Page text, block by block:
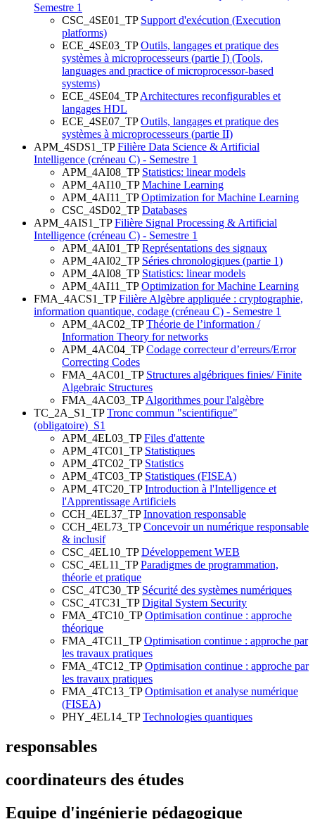
Semestre 1
CSC_4SE01_TP Support d'exécution (Execution
platforms)
ECE_4SE03_TP Outils, langages et pratique des
systèmes à microprocesseurs (partie I) (Tools,
languages and practice of microprocessor-based
systems)
ECE_4SE04_TP Architectures reconfigurables et
langages HDL
ECE_4SE07_TP Outils, langages et pratique des
systèmes à microprocesseurs (partie II)
APM_4SDS1_TP Filière Data Science & Artificial
Intelligence (créneau C) - Semestre 1
APM_4AI08_TP Statistics: linear models
APM_4AI10_TP Machine Learning
APM_4AI11_TP Optimization for Machine Learning
CSC_4SD02_TP Databases
APM_4AIS1_TP Filière Signal Processing & Artificial
Intelligence (créneau C) - Semestre 1
APM_4AI01_TP Représentations des signaux
APM_4AI02_TP Séries chronologiques (partie 1)
APM_4AI08_TP Statistics: linear models
APM_4AI11_TP Optimization for Machine Learning
FMA_4ACS1_TP Filière Algèbre appliquée : cryptographie,
information quantique, codage (créneau C) - Semestre 1
APM_4AC02_TP Théorie de l’information /
Information Theory for networks
APM_4AC04_TP Codage correcteur d’erreurs/Error
Correcting Codes
FMA_4AC01_TP Structures algébriques finies/ Finite
Algebraic Structures
FMA_4AC03_TP Algorithmes pour l'algèbre
TC_2A_S1_TP Tronc commun "scientifique"
(obligatoire)_S1
APM_4EL03_TP Files d'attente
APM_4TC01_TP Statistiques
APM_4TC02_TP Statistics
APM_4TC03_TP Statistiques (FISEA)
APM_4TC20_TP Introduction à l'Intelligence et
l'Apprentissage Artificiels
CCH_4EL37_TP Innovation responsable
CCH_4EL73_TP Concevoir un numérique responsable
& inclusif
CSC_4EL10_TP Développement WEB
CSC_4EL11_TP Paradigmes de programmation,
théorie et pratique
CSC_4TC30_TP Sécurité des systèmes numériques
CSC_4TC31_TP Digital System Security
FMA_4TC10_TP Optimisation continue : approche
théorique
FMA_4TC11_TP Optimisation continue : approche par
les travaux pratiques
FMA_4TC12_TP Optimisation continue : approche par
les travaux pratiques
FMA_4TC13_TP Optimisation et analyse numérique
(FISEA)
PHY_4EL14_TP Technologies quantiques
responsables
coordinateurs des études
Equipe d'ingénierie pédagogique